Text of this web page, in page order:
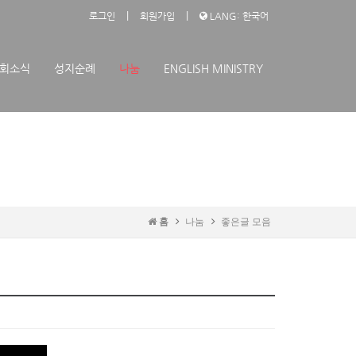
로그인 회원가입 LANG: 한국어
소식 성지순례 나눔 ENGLISH MINISTRY
홈 나눔 좋은글 모음